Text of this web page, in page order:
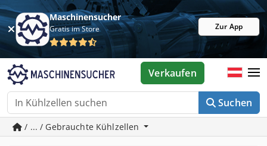
Maschinensucher
Gratis im Store Zur App
Suchen
Verkaufen
/ ... / Gebrauchte Kühlzellen